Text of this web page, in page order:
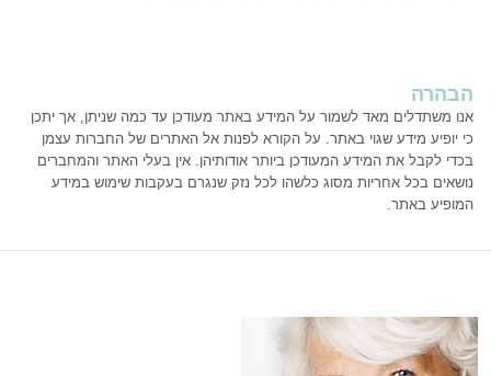
הבהרה
אנו משתדלים מאד לשמור על המידע באתר מעודכן עד כמה שניתן, אך יתכן
כי יופיע מידע שגוי באתר. על הקורא לפנות אל האתרים של החברות עצמן
בכדי לקבל את המידע המעודכן ביותר אודותיהן. אין בעלי האתר והמחברים
נושאים בכל אחריות מסוג כלשהו לכל נזק שנגרם בעקבות שימוש במידע
המופיע באתר.